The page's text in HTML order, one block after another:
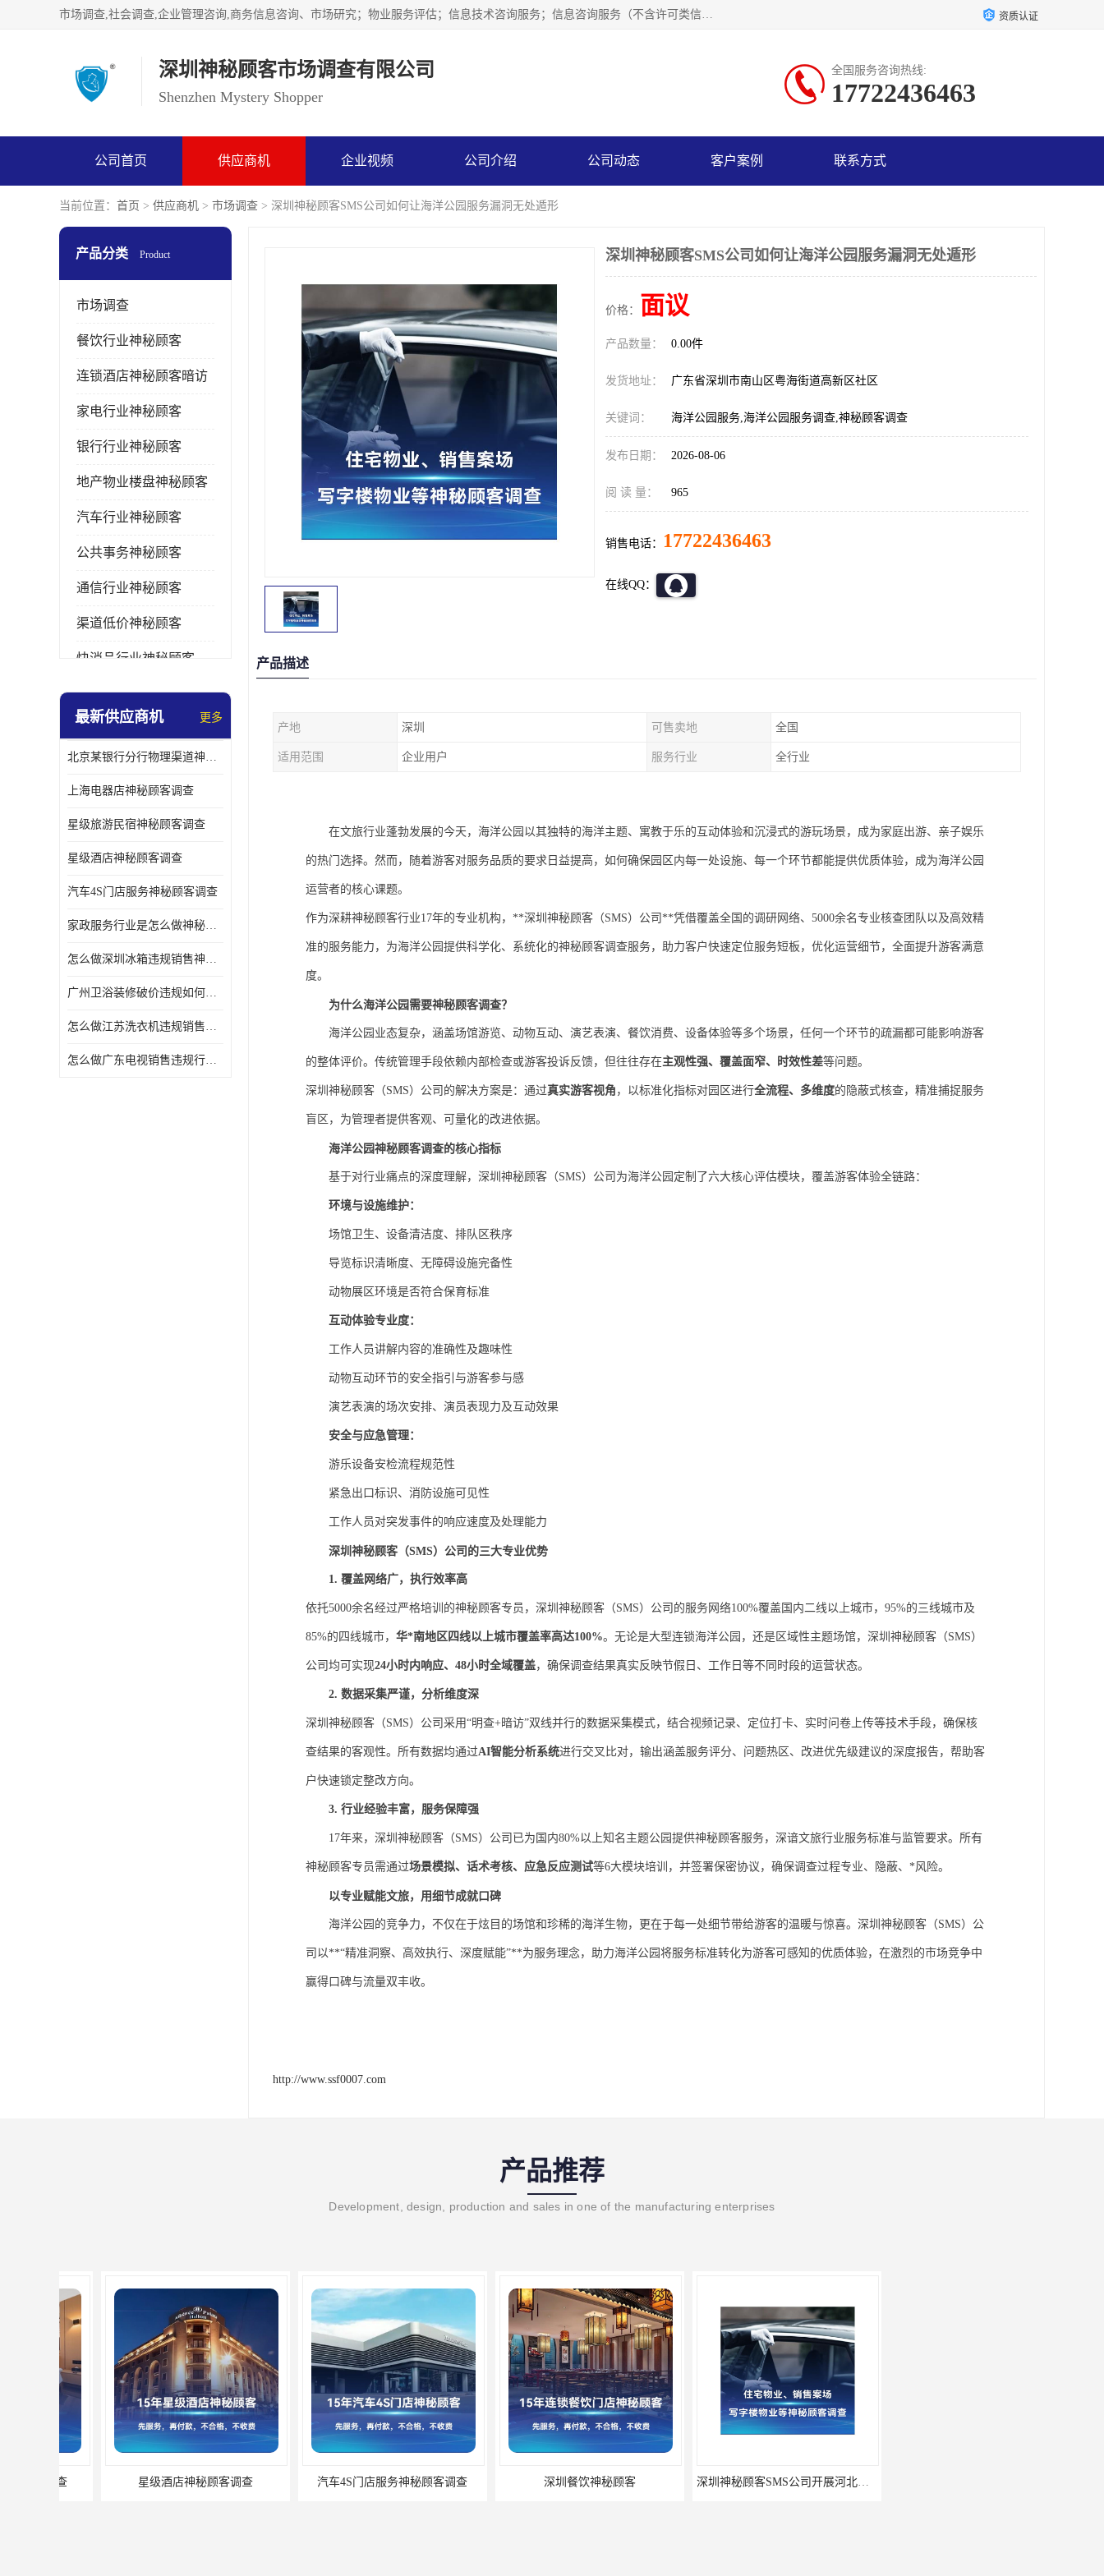
市场调查,社会调查,企业管理咨询,商务信息咨询、市场研究；物业服务评估；信息技术咨询服务；信息咨询服务（不含许可类信息咨询服务）；社会经济咨询服务；技术服务、技术开发、技术咨询、技术交流、技术转让、技术推广；企业信用调查和评估。 资质认证
深圳神秘顾客市场调查有限公司
Shenzhen Mystery Shopper
全国服务咨询热线:
17722436463
公司首页 供应商机 企业视频 公司介绍 公司动态 客户案例 联系方式
当前位置： 首页 > 供应商机 > 市场调查 > 深圳神秘顾客SMS公司如何让海洋公园服务漏洞无处遁形
产品分类 Product
市场调查
餐饮行业神秘顾客
连锁酒店神秘顾客暗访
家电行业神秘顾客
银行行业神秘顾客
地产物业楼盘神秘顾客
汽车行业神秘顾客
公共事务神秘顾客
通信行业神秘顾客
渠道低价神秘顾客
快消品行业神秘顾客
医疗行业神秘顾客
金融行业神秘顾客
服装行业神秘顾客暗访
最新供应商机 更多
北京某银行分行物理渠道神秘人检查服务质量
上海电器店神秘顾客调查
星级旅游民宿神秘顾客调查
星级酒店神秘顾客调查
汽车4S门店服务神秘顾客调查
家政服务行业是怎么做神秘顾客调研
怎么做深圳冰箱违规销售神秘顾客检测
广州卫浴装修破价违规如何进行神秘顾客暗访调查
怎么做江苏洗衣机违规销售神秘顾客检测
怎么做广东电视销售违规行为神秘顾客检测
深圳神秘顾客SMS公司如何让海洋公园服务漏洞无处遁形
价格： 面议
产品数量： 0.00件
发货地址： 广东省深圳市南山区粤海街道高新区社区
关键词： 海洋公园服务,海洋公园服务调查,神秘顾客调查
发布日期： 2026-08-06
阅 读 量： 965
销售电话： 17722436463
在线QQ：
产品描述
产地 深圳 可售卖地 全国
适用范围 企业用户 服务行业 全行业
在文旅行业蓬勃发展的今天，海洋公园以其独特的海洋主题、寓教于乐的互动体验和沉浸式的游玩场景，成为家庭出游、亲子娱乐
的热门选择。然而，随着游客对服务品质的要求日益提高，如何确保园区内每一处设施、每一个环节都能提供优质体验，成为海洋公园
运营者的核心课题。
作为深耕神秘顾客行业17年的专业机构，**深圳神秘顾客（SMS）公司 **凭借覆盖全国的调研网络、5000余名专业核查团队以及高效精
准的服务能力，为海洋公园提供科学化、系统化的神秘顾客调查服务，助力客户快速定位服务短板，优化运营细节，全面提升游客满意
度。
为什么海洋公园需要神秘顾客调查？
海洋公园业态复杂，涵盖场馆游览、动物互动、演艺表演、餐饮消费、设备体验等多个场景，任何一个环节的疏漏都可能影响游客
的整体评价。传统管理手段依赖内部检查或游客投诉反馈，但往往存在主观性强、覆盖面窄、时效性差等问题。
深圳神秘顾客（SMS）公司 的解决方案是：通过真实游客视角 ，以标准化指标对园区进行全流程、多维度的隐蔽式核查，精准捕捉服务
盲区，为管理者提供客观、可量化的改进依据。
海洋公园神秘顾客调查的核心指标
基于对行业痛点的深度理解， 深圳神秘顾客（SMS）公司 为海洋公园定制了六大核心评估模块，覆盖游客体验全链路：
环境与设施维护：
场馆卫生、设备清洁度、排队区秩序
导览标识清晰度、无障碍设施完备性
动物展区环境是否符合保育标准
互动体验专业度：
工作人员讲解内容的准确性及趣味性
动物互动环节的安全指引与游客参与感
演艺表演的场次安排、演员表现力及互动效果
安全与应急管理：
游乐设备安检流程规范性
紧急出口标识、消防设施可见性
工作人员对突发事件的响应速度及处理能力
深圳神秘顾客（SMS）公司 的三大专业优势
1. 覆盖网络广，执行效率高
依托5000余名经过严格培训的神秘顾客专员， 深圳神秘顾客（SMS）公司 的服务网络100%覆盖国内二线以上城市，95%的三线城市及
85%的四线城市， 华*南地区四线以上城市覆盖率高达100%。无论是大型连锁海洋公园，还是区域性主题场馆， 深圳神秘顾客（SMS）
公司 均可实现24小时内响应、48小时全域覆盖，确保调查结果真实反映节假日、工作日等不同时段的运营状态。
2. 数据采集严谨，分析维度深
深圳神秘顾客（SMS）公司 采用“明查+暗访”双线并行的数据采集模式，结合视频记录、定位打卡、实时问卷上传等技术手段，确保核
查结果的客观性。所有数据均通过AI智能分析系统进行交叉比对，输出涵盖服务评分、问题热区、改进优先级建议的深度报告，帮助客
户快速锁定整改方向。
3. 行业经验丰富，服务保障强
17年来， 深圳神秘顾客（SMS）公司 已为国内80%以上知名主题公园提供神秘顾客服务，深谙文旅行业服务标准与监管要求。所有
神秘顾客专员需通过场景模拟、话术考核、应急反应测试等6大模块培训，并签署保密协议，确保调查过程专业、隐蔽、*风险。
以专业赋能文旅，用细节成就口碑
海洋公园的竞争力，不仅在于炫目的场馆和珍稀的海洋生物，更在于每一处细节带给游客的温暖与惊喜。 深圳神秘顾客（SMS）公
司 以**“精准洞察、高效执行、深度赋能”**为服务理念，助力海洋公园将服务标准转化为游客可感知的优质体验，在激烈的市场竞争中
赢得口碑与流量双丰收。
http://www.ssf0007.com
产品推荐
Development, design, production and sales in one of the manufacturing enterprises
星级酒店神秘顾客调查 汽车4S门店服务神秘顾客调查 深圳餐饮神秘顾客 深圳神秘顾客SMS公司开展河北专卖店神秘顾客调查的作用